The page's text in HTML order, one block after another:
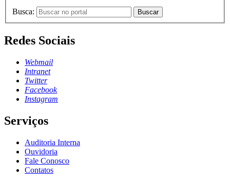
Busca: Buscar
Redes Sociais
Webmail
Intranet
Twitter
Facebook
Instagram
Serviços
Auditoria Interna
Ouvidoria
Fale Conosco
Contatos